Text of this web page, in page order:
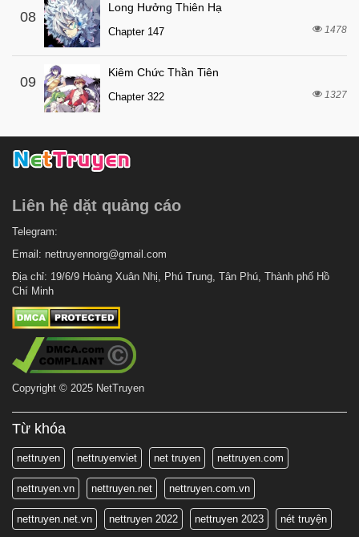
08
Long Hưởng Thiên Hạ
Chapter 147 1478
09
Kiêm Chức Thần Tiên
Chapter 322 1327
Liên hệ dặt quảng cáo
Telegram:
Email: nettruyennorg@gmail.com
Địa chỉ: 19/6/9 Hoàng Xuân Nhị, Phú Trung, Tân Phú, Thành phố Hồ
Chí Minh
Copyright © 2025 NetTruyen
Từ khóa
nettruyen nettruyenviet net truyen nettruyen.com
nettruyen.vn nettruyen.net nettruyen.com.vn
nettruyen.net.vn nettruyen 2022 nettruyen 2023 nét truyện